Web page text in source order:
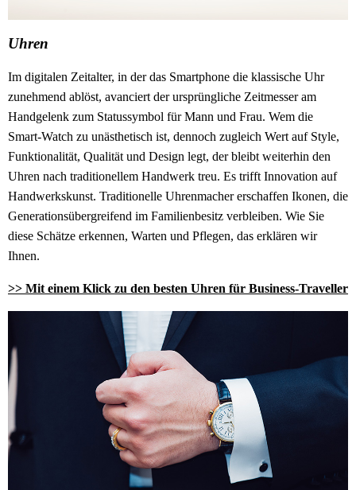
Uhren
Im digitalen Zeitalter, in der das Smartphone die klassische Uhr
zunehmend ablöst, avanciert der ursprüngliche Zeitmesser am
Handgelenk zum Statussymbol für Mann und Frau. Wem die
Smart-Watch zu unästhetisch ist, dennoch zugleich Wert auf Style,
Funktionalität, Qualität und Design legt, der bleibt weiterhin den
Uhren nach traditionellem Handwerk treu. Es trifft Innovation auf
Handwerkskunst. Traditionelle Uhrenmacher erschaffen Ikonen, die
Generationsübergreifend im Familienbesitz verbleiben. Wie Sie
diese Schätze erkennen, Warten und Pflegen, das erklären wir
Ihnen.
>> Mit einem Klick zu den besten Uhren für Business-Traveller